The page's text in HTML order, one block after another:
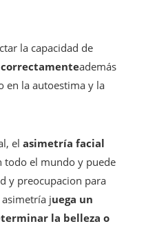
la capacidad de
además
en la autoestima y la
el asimetría facial
todo el mundo y puede
y preocupacion para
asimetría juega un
la belleza o